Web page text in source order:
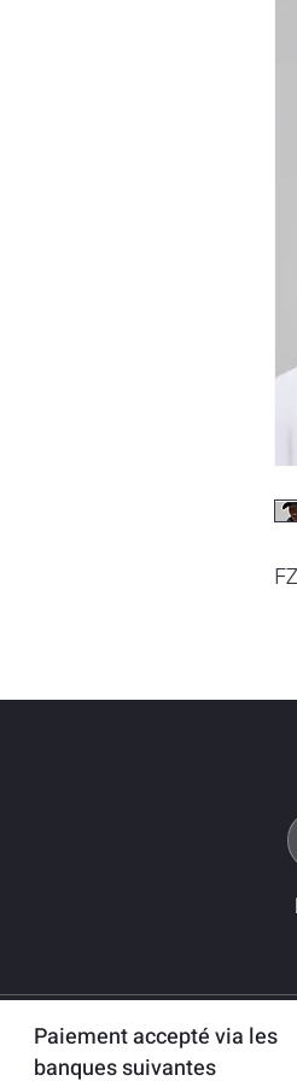
Paiement accepté via les
banques suivantes